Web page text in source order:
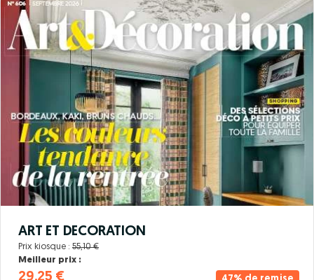
ART ET DECORATION
Prix kiosque : 55,10 €
Meilleur prix :
29,25 €